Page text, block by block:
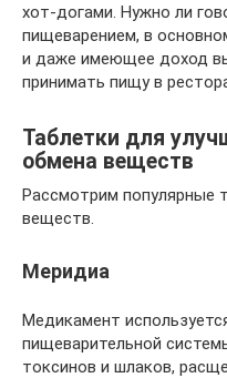
хот-догами. Нужно ли
пищеварением, в
и даже имеющее доход
принимать пищу в
Таблетки для
обмена веществ
Рассмотрим популярные
веществ.
Меридиа
Медикамент
пищеварительной
токсинов и шлаков,